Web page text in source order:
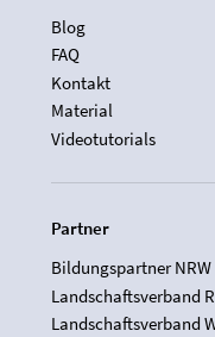
Blog
FAQ
Kontakt
Material
Videotutorials
Partner
Bildungspartner NRW
Landschaftsverband
Landschaftsverband